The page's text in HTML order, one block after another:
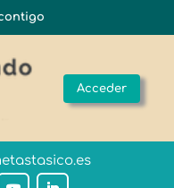
Acceder